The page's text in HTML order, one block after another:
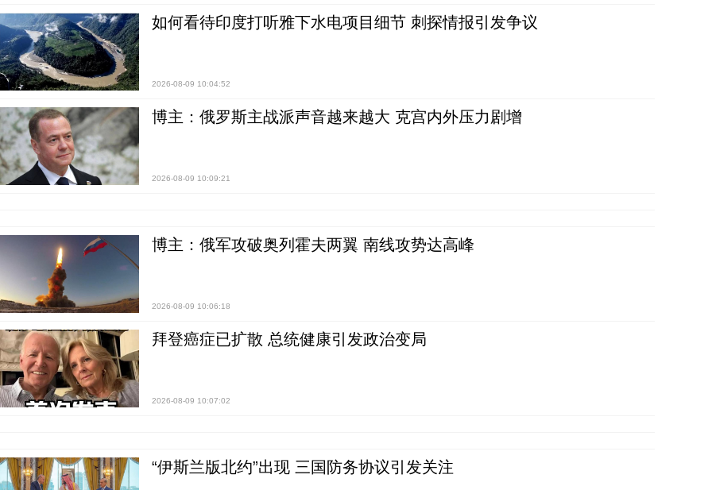
如何看待印度打听雅下水电项目细节 刺探情报引发争议
2026-08-09 10:04:52
博主：俄罗斯主战派声音越来越大 克宫内外压力剧增
2026-08-09 10:09:21
博主：俄军攻破奥列霍夫两翼 南线攻势达高峰
2026-08-09 10:06:18
拜登癌症已扩散 总统健康引发政治变局
2026-08-09 10:07:02
“伊斯兰版北约”出现 三国防务协议引发关注